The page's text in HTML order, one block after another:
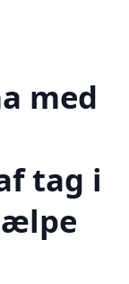
med
tag i